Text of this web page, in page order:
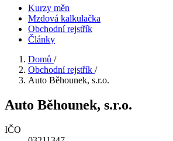
Kurzy měn
Mzdová kalkulačka
Obchodní rejstřík
Články
Domů /
Obchodní rejstřík /
Auto Běhounek, s.r.o.
Auto Běhounek, s.r.o.
IČO